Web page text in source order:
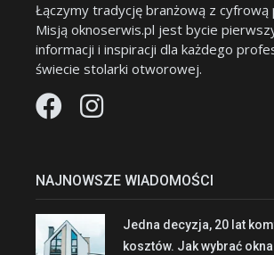
Łączymy tradycję branżową z cyfrową
Misją oknoserwis.pl jest bycie
informacji i inspiracji dla każdego
świecie stolarki otworowej.
NAJNOWSZE WIADOMOŚCI
Jedna decyzja, 20 lat
kosztów. Jak wybrać